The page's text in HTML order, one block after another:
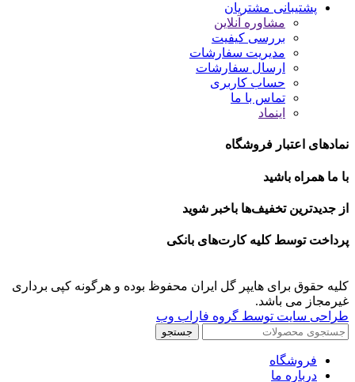
پشتیبانی مشتریان
مشاوره آنلاین
بررسی کیفیت
مدیریت سفارشات
ارسال سفارشات
حساب کاربری
تماس با ما
اینماد
نمادهای اعتبار فروشگاه
با ما همراه باشید
از جدیدترین تخفیف‌ها باخبر شوید
پرداخت توسط کلیه کارت‌های بانکی
کلیه حقوق برای هایپر گل ایران محفوظ بوده و هرگونه کپی برداری
غیرمجاز می باشد.
طراحی سایت توسط گروه فاراب وب
جستجو
فروشگاه
درباره ما